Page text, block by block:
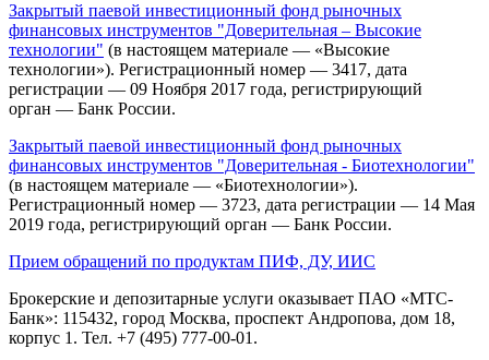
Закрытый паевой инвестиционный фонд рыночных
финансовых инструментов "Доверительная – Высокие
технологии" (в настоящем материале — «Высокие
технологии»). Регистрационный номер — 3417, дата
регистрации — 09 Ноября 2017 года, регистрирующий
орган — Банк России.
Закрытый паевой инвестиционный фонд рыночных
финансовых инструментов "Доверительная - Биотехнологии"
(в настоящем материале — «Биотехнологии»).
Регистрационный номер — 3723, дата регистрации — 14 Мая
2019 года, регистрирующий орган — Банк России.
Прием обращений по продуктам ПИФ, ДУ, ИИС
Брокерские и депозитарные услуги оказывает ПАО «МТС-
Банк»: 115432, город Москва, проспект Андропова, дом 18,
корпус 1. Тел. +7 (495) 777-00-01.